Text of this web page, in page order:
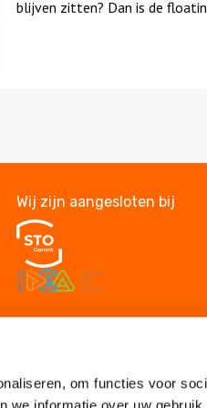
om functies voor
blijven zitten? Dan is de
Wij zijn aangesloten bij
Privacy statement
Vacatures